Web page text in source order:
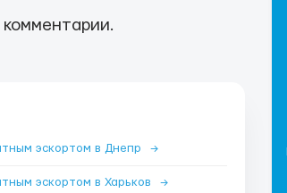
эскортом в Днепр →
эскортом в Харьков →